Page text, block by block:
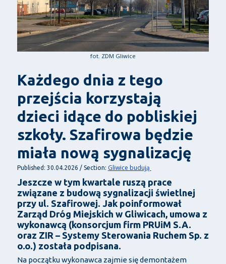
fot. ZDM Gliwice
Każdego dnia z tego
przejścia korzystają
dzieci idące do pobliskiej
szkoły. Szafirowa będzie
miała nową sygnalizację
Published: 30.04.2026 / Section: Gliwice budują
Jeszcze w tym kwartale ruszą prace
związane z budową sygnalizacji świetlnej
przy ul. Szafirowej. Jak poinformował
Zarząd Dróg Miejskich w Gliwicach, umowa z
wykonawcą (konsorcjum firm PRUiM S.A.
oraz ZIR – Systemy Sterowania Ruchem Sp. z
o.o.) została podpisana.
Na początku wykonawca zajmie się demontażem